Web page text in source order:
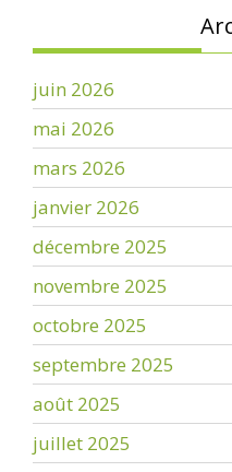
juin 2026
mai 2026
mars 2026
janvier 2026
décembre 2025
novembre 2025
octobre 2025
septembre 2025
août 2025
juillet 2025